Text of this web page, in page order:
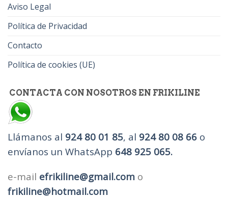
Aviso Legal
Política de Privacidad
Contacto
Política de cookies (UE)
CONTACTA CON NOSOTROS EN FRIKILINE
Llámanos al 924 80 01 85, al 924 80 08 66 o
envíanos un WhatsApp 648 925 065.
e-mail efrikiline@gmail.com o
frikiline@hotmail.com